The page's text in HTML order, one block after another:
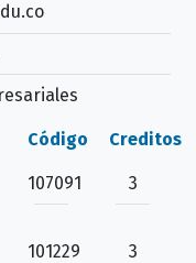
Código Creditos
107091 3
101229
3